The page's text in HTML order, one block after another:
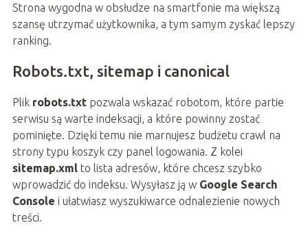
Strona wygodna w obsłudze na smartfonie ma większą
szansę utrzymać użytkownika, a tym samym zyskać lepszy
ranking.
Robots.txt, sitemap i canonical
Plik robots.txtpozwala wskazać robotom, które partie
serwisu są warte indeksacji, a które powinny zostać
pominięte. Dzięki temu nie marnujesz budżetu crawl na
strony typu koszyk czy panel logowania. Z kolei
sitemap.xmlto lista adresów, które chcesz szybko
wprowadzić do indeksu. Wysyłasz ją w Google Search
Console i ułatwiasz wyszukiwarce odnalezienie nowych
treści.